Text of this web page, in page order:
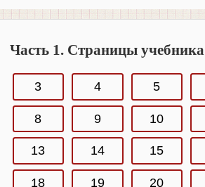
Часть 1. Страницы учебника
3 4 5
8 9 10
13 14 15
18 19 20